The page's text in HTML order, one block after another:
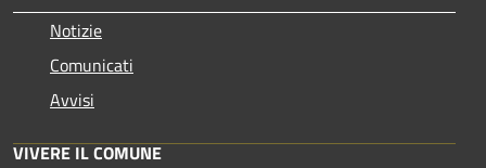
Notizie
Comunicati
Avvisi
VIVERE IL COMUNE